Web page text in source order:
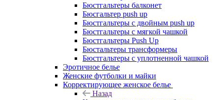
Бюстгальтеры балконет
Бюсгальтер push up
Бюстгальтеры с двойным push up
Бюстгальтеры с мягкой чашкой
Бюстгальтеры Push Up
Бюстальтеры трансформеры
Бюстгальтеры с уплотненной чашкой
Эротичное белье
Женские футболки и майки
Корректирующее женское белье
Назад